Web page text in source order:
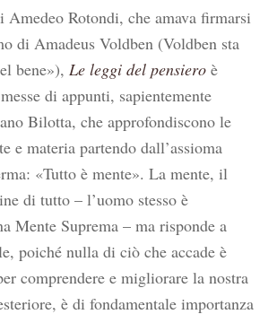
Amedeo Rotondi, che amava firmarsi
di Amadeus Voldben (Voldben sta
bene»), Le leggi del pensiero è
di appunti, sapientemente
Bilotta, che approfondiscono le
e materia partendo dall’assioma
«Tutto è mente». La mente, il
di tutto – l’uomo stesso è
Mente Suprema – ma risponde a
poiché nulla di ciò che accade è
comprendere e migliorare la nostra
è di fondamentale importanza